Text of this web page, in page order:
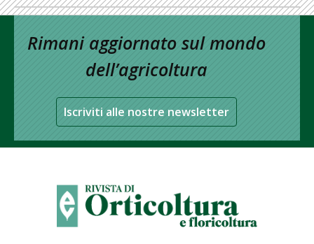
Rimani aggiornato sul mondo
dell’agricoltura
Iscriviti alle nostre newsletter